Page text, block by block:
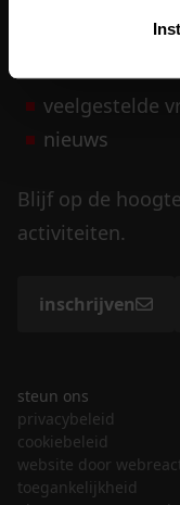
veelgestelde
nieuws
Blijf op de
activiteiten.
inschrijven
steun ons
privacybeleid
cookiebeleid
website door
toegankelijkheid